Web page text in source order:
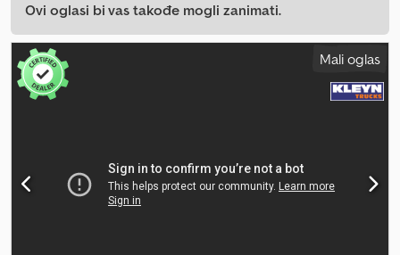
Ovi oglasi bi vas takođe mogli zanimati.
Mali oglas